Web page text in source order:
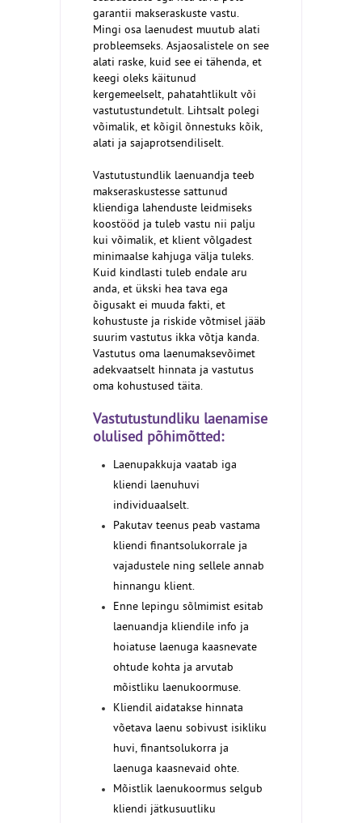
garantii makseraskuste vastu.
Mingi osa laenudest muutub alati
probleemseks. Asjaosalistele on see
alati raske, kuid see ei tähenda, et
keegi oleks käitunud
kergemeelselt, pahatahtlikult või
vastutustundetult. Lihtsalt polegi
võimalik, et kõigil õnnestuks kõik,
alati ja sajaprotsendiliselt.
Vastutustundlik laenuandja teeb
makseraskustesse sattunud
kliendiga lahenduste leidmiseks
koostööd ja tuleb vastu nii palju
kui võimalik, et klient võlgadest
minimaalse kahjuga välja tuleks.
Kuid kindlasti tuleb endale aru
anda, et ükski hea tava ega
õigusakt ei muuda fakti, et
kohustuste ja riskide võtmisel jääb
suurim vastutus ikka võtja kanda.
Vastutus oma laenumaksevõimet
adekvaatselt hinnata ja vastutus
oma kohustused täita.
Vastutustundliku laenamise
olulised põhimõtted:
Laenupakkuja vaatab iga
kliendi laenuhuvi
individuaalselt.
Pakutav teenus peab vastama
kliendi finantsolukorrale ja
vajadustele ning sellele annab
hinnangu klient.
Enne lepingu sõlmimist esitab
laenuandja kliendile info ja
hoiatuse laenuga kaasnevate
ohtude kohta ja arvutab
mõistliku laenukoormuse.
Kliendil aidatakse hinnata
võetava laenu sobivust isikliku
huvi, finantsolukorra ja
laenuga kaasnevaid ohte.
Mõistlik laenukoormus selgub
kliendi jätkusuutliku